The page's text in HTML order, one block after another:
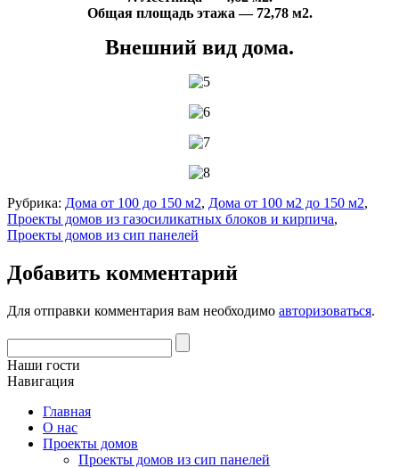
Общая площадь этажа — 72,78 м2.
Внешний вид дома.
Рубрика: Дома от 100 до 150 м2, Дома от 100 м2 до 150 м2,
Проекты домов из газосиликатных блоков и кирпича,
Проекты домов из сип панелей
Добавить комментарий
Для отправки комментария вам необходимо авторизоваться.
Наши гости
Навигация
Главная
О нас
Проекты домов
Проекты домов из сип панелей